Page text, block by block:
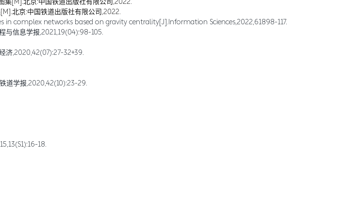
北京:中国铁道出版社有限公司,2022.
complex networks based on gravity centrality[J].Information Sciences,2022,61898-117.
与信息学报,2021,19(04):98-105.
济,2020,42(07):27-32+39.
道学报,2020,42(10):23-29.
18.